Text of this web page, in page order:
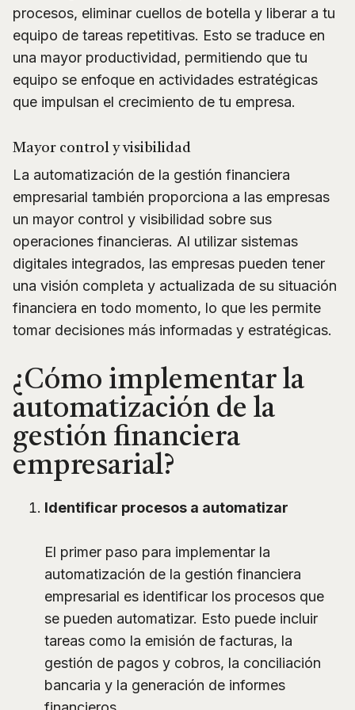
procesos, eliminar cuellos de botella y liberar a tu
equipo de tareas repetitivas. Esto se traduce en
una mayor productividad, permitiendo que tu
equipo se enfoque en actividades estratégicas
que impulsan el crecimiento de tu empresa.
Mayor control y visibilidad
La automatización de la gestión financiera
empresarial también proporciona a las empresas
un mayor control y visibilidad sobre sus
operaciones financieras. Al utilizar sistemas
digitales integrados, las empresas pueden tener
una visión completa y actualizada de su situación
financiera en todo momento, lo que les permite
tomar decisiones más informadas y estratégicas.
¿Cómo implementar la
automatización de la
gestión financiera
empresarial?
Identificar procesos a automatizar
El primer paso para implementar la
automatización de la gestión financiera
empresarial es identificar los procesos que
se pueden automatizar. Esto puede incluir
tareas como la emisión de facturas, la
gestión de pagos y cobros, la conciliación
bancaria y la generación de informes